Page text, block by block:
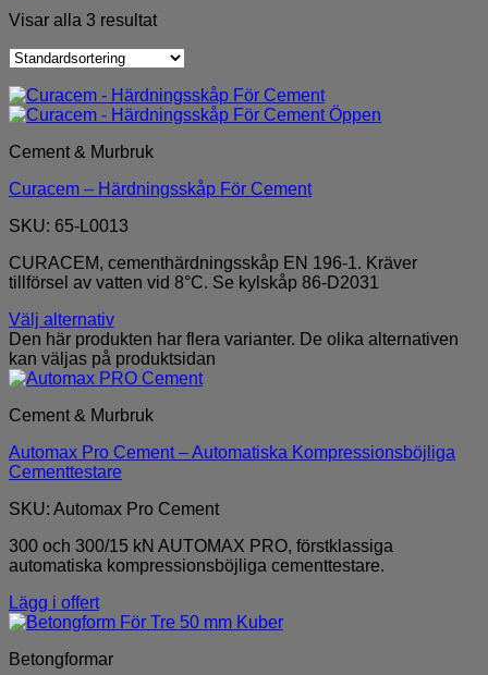
Visar alla 3 resultat
Cement & Murbruk
Curacem – Härdningsskåp För Cement
SKU: 65-L0013
CURACEM, cementhärdningsskåp EN 196-1. Kräver
tillförsel av vatten vid 8°C. Se kylskåp 86-D2031
Välj alternativ
Den här produkten har flera varianter. De olika alternativen
kan väljas på produktsidan
Cement & Murbruk
Automax Pro Cement – Automatiska Kompressionsböjliga
Cementtestare
SKU: Automax Pro Cement
300 och 300/15 kN AUTOMAX PRO, förstklassiga
automatiska kompressionsböjliga cementtestare.
Lägg i offert
Betongformar